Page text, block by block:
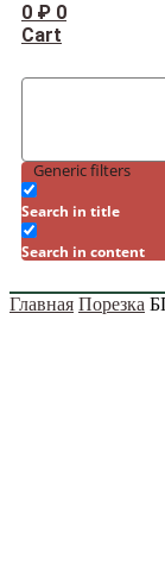
0 ₽ 0
Cart
Generic filters
Search in title
Search in content
Главная Порезка